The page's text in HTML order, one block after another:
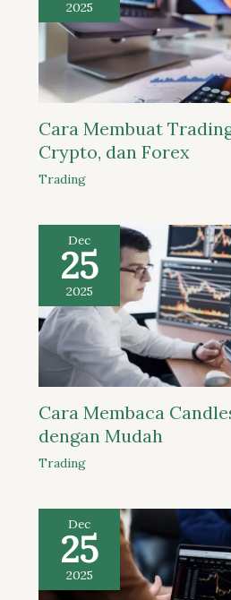
2025
Cara Membuat
Crypto, dan Forex
Trading
Dec
25
2025
Cara Membaca
dengan Mudah
Trading
Dec
25
2025